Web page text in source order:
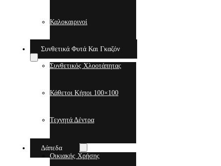
Καλοκαιρινοί
Συνθετικά Φυτά Και Γκαζόν
Συνθετικός Χλοοτάπητας
Κάθετοι Κήποι 100×100
Τεχνητά Δέντρα
Δάπεδα
Οικιακής Χρήσης